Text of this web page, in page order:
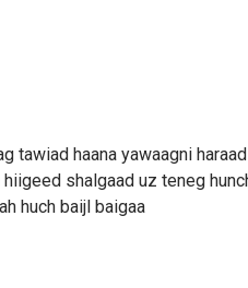
tawiad haana yawaagni
shalgaad uz teneg
huch baijl baigaa